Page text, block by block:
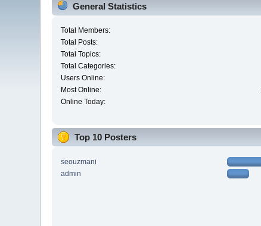
General Statistics
Total Members:
Total Posts:
Total Topics:
Total Categories:
Users Online:
Most Online:
Online Today:
Top 10 Posters
seouzmani
admin